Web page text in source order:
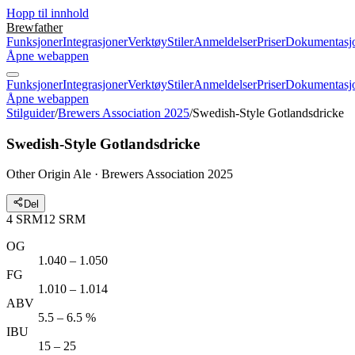
Hopp til innhold
Brewfather
FunksjonerIntegrasjonerVerktøyStilerAnmeldelserPriser
Åpne webappen
FunksjonerIntegrasjonerVerktøyStilerAnmeldelserPriser
Åpne webappen
Stilguider/Brewers Association 2025/Swedish-Style Gotlandsdricke
Swedish-Style Gotlandsdricke
Other Origin Ale · Brewers Association 2025
Del
4 SRM12 SRM
OG
1.040 – 1.050
FG
1.010 – 1.014
ABV
5.5 – 6.5 %
IBU
15 – 25